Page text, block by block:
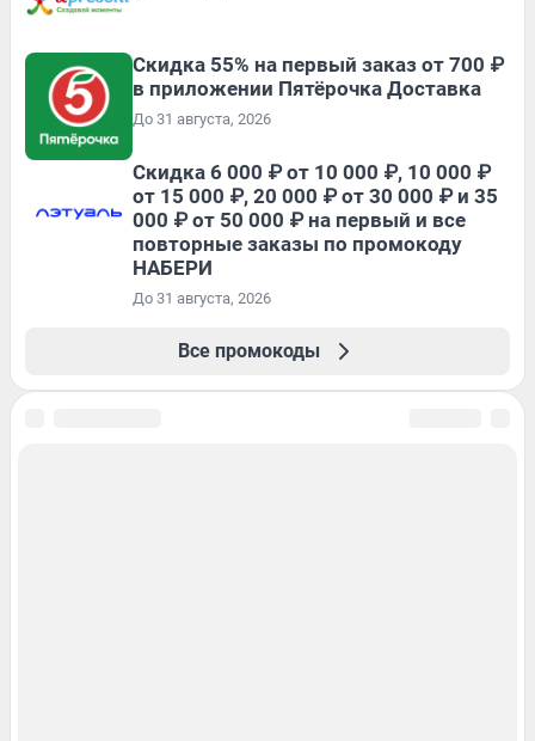
Скидка 55% на первый заказ от 700 ₽
в приложении Пятёрочка Доставка
До 31 августа, 2026
Скидка 6 000 ₽ от 10 000 ₽, 10 000 ₽
от 15 000 ₽, 20 000 ₽ от 30 000 ₽ и 35
000 ₽ от 50 000 ₽ на первый и все
повторные заказы по промокоду
НАБЕРИ
До 31 августа, 2026
Все промокоды